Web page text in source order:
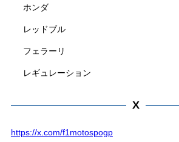
ホンダ
レッドブル
フェラーリ
レギュレーション
X
https://x.com/f1motospogp